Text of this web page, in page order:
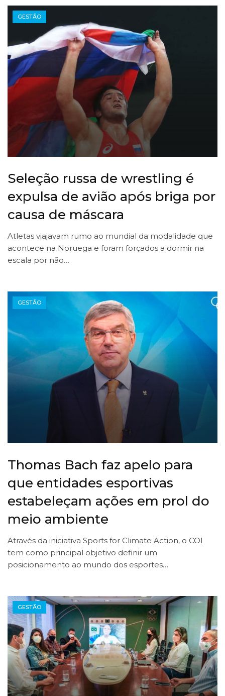
GESTÃO
Seleção russa de wrestling é
expulsa de avião após briga por
causa de máscara
Atletas viajavam rumo ao mundial da modalidade que
acontece na Noruega e foram forçados a dormir na
escala por não…
GESTÃO
Thomas Bach faz apelo para
que entidades esportivas
estabeleçam ações em prol do
meio ambiente
Através da iniciativa Sports for Climate Action, o COI
tem como principal objetivo definir um
posicionamento ao mundo dos esportes…
GESTÃO